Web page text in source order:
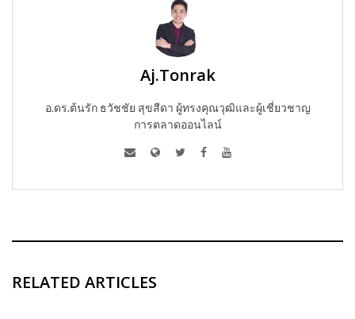
Aj.Tonrak
อ.ดร.ต้นรัก ธวัชชัย สุขสีดา ผู้ทรงคุณวุฒิและผู้เชี่ยวชาญ
การตลาดออนไลน์
RELATED ARTICLES